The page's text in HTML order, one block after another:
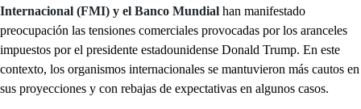
Internacional (FMI) y el Banco Mundial han manifestado
preocupación las tensiones comerciales provocadas por los aranceles
impuestos por el presidente estadounidense Donald Trump. En este
contexto, los organismos internacionales se mantuvieron más cautos en
sus proyecciones y con rebajas de expectativas en algunos casos.